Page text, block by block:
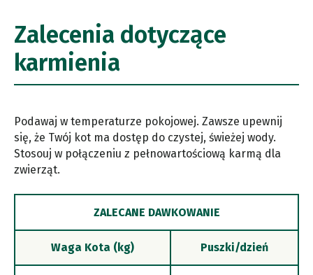
Zalecenia dotyczące
karmienia
Podawaj w temperaturze pokojowej. Zawsze upewnij
się, że Twój kot ma dostęp do czystej, świeżej wody.
Stosouj w połączeniu z pełnowartościową karmą dla
zwierząt.
ZALECANE DAWKOWANIE
Waga Kota (kg) Puszki/dzień